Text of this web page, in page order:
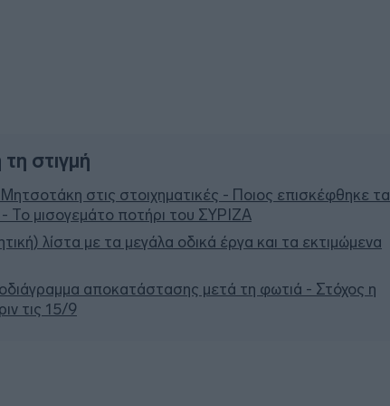
στιγμή
στις στοιχηματικές - Ποιος επισκέφθηκε τα
Το μισογεμάτο ποτήρι του ΣΥΡΙΖΑ
λίστα με τα μεγάλα οδικά έργα και τα εκτιμώμενα
αποκατάστασης μετά τη φωτιά - Στόχος η
τις 15/9